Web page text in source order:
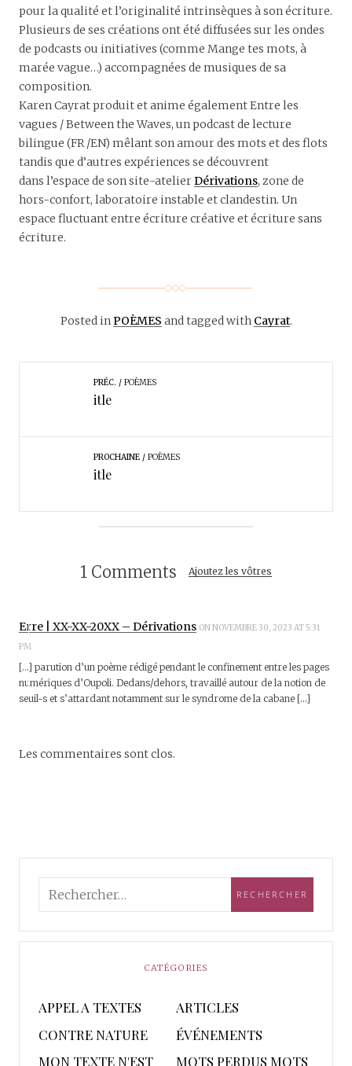
pour la qualité et l’originalité intrinsèques à son écriture.
Plusieurs de ses créations ont été diffusées sur les ondes
de podcasts ou initiatives (comme Mange tes mots, à
marée vague…) accompagnées de musiques de sa
composition.
Karen Cayrat produit et anime également Entre les
vagues / Between the Waves, un podcast de lecture
bilingue (FR /EN) mêlant son amour des mots et des flots
tandis que d’autres expériences se découvrent
dans l’espace de son site-atelierDérivations, zone de
hors-confort, laboratoire instable et clandestin. Un
espace fluctuant entre écriture créative et écriture sans
écriture.
Posted inPOÈMES and tagged with Cayrat.
PRÉC. POÈMES
itle
PROCHAINE POÈMES
itle
1 Comments Ajoutez les vôtres
Erre | XX-XX-20XX – Dérivations ON NOVEMBRE 30, 2023 AT 5:31
PM
[…] parution d’un poème rédigé pendant le confinement entre les pages
numériques d’Oupoli. Dedans/dehors, travaillé autour de la notion de
seuil-s et s’attardant notamment sur le syndrome de la cabane […]
Les commentaires sont clos.
CATÉGORIES
APPEL A TEXTES
ARTICLES
CONTRE NATURE
ÉVÉNEMENTS
MON TEXTE N'EST
MOTS PERDUS MOTS